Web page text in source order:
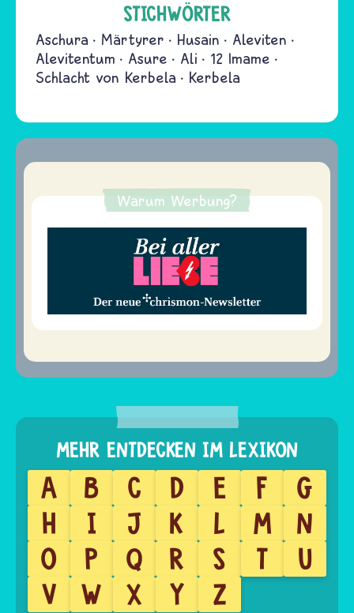
STICHWÖRTER
Aschura Märtyrer Husain
Aleviten
Alevitentum
Asure Ali
12 Imame
Schlacht von Kerbela
Kerbela
Warum Werbung?
A B C D E F
G
H
I J K L M
N
O
P Q R S T
U
V
W X Y Z